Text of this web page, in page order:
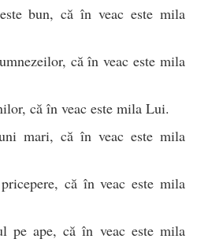
bun, că în veac este mila
că în veac este mila
că în veac este mila Lui.
mari, că în veac este mila
că în veac este mila
pe ape, că în veac este mila